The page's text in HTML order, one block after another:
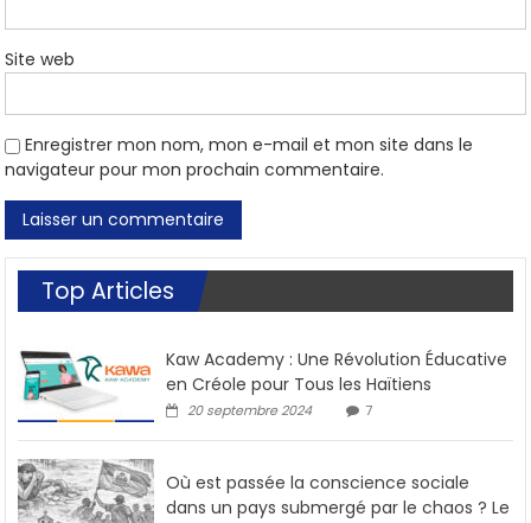
Site web
Enregistrer mon nom, mon e-mail et mon site dans le
navigateur pour mon prochain commentaire.
Top Articles
Kaw Academy : Une Révolution Éducative
en Créole pour Tous les Haïtiens
20 septembre 2024 7
Où est passée la conscience sociale
dans un pays submergé par le chaos ? Le